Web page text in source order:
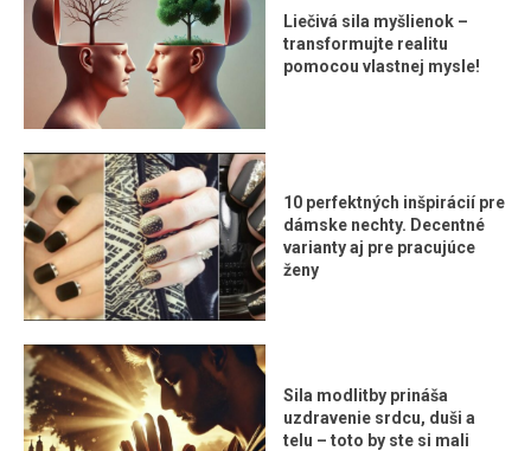
Liečivá sila myšlienok –
transformujte realitu
pomocou vlastnej mysle!
10 perfektných inšpirácií pre
dámske nechty. Decentné
varianty aj pre pracujúce
ženy
Sila modlitby prináša
uzdravenie srdcu, duši a
telu – toto by ste si mali